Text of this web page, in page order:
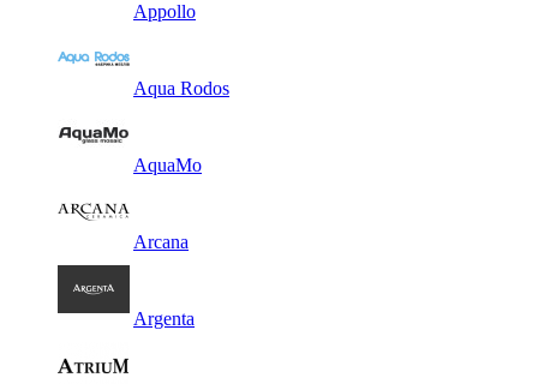
Appollo
Aqua Rodos
AquaMo
Arcana
Argenta